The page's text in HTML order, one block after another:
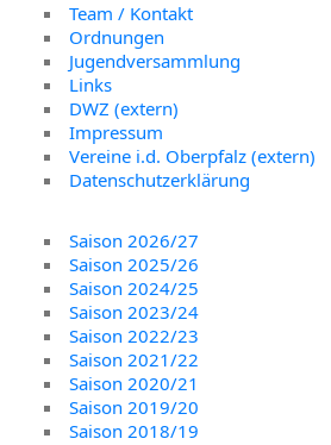
Team / Kontakt
Ordnungen
Jugendversammlung
Links
DWZ (extern)
Impressum
Vereine i.d. Oberpfalz (extern)
Datenschutzerklärung
Saison 2026/27
Saison 2025/26
Saison 2024/25
Saison 2023/24
Saison 2022/23
Saison 2021/22
Saison 2020/21
Saison 2019/20
Saison 2018/19